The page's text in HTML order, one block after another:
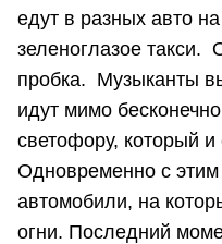
едут в разных авто
зеленоглазое такси.
пробка. Музыканты
идут мимо
светофору, который
Одновременно с
автомобили, на
огни. Последний